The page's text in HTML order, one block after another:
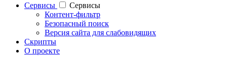
Cервисы
Cервисы
Контент-фильтр
Безопасный поиск
Версия сайта для слабовидящих
Скрипты
О проекте